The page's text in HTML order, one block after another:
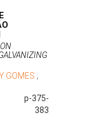
GOMES ;
p-375-
383